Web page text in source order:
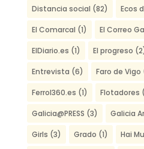
Distancia social (82) Ecos
El Comarcal (1) El Correo
ElDiario.es (1) El progreso
Entrevista (6) Faro de Vigo
Ferrol360.es (1) Flotadores
Galicia@PRESS (3) Galicia
Girls (3) Grado (1) Hai